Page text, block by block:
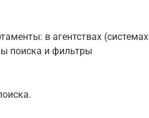
в агентствах (системах
поиска и фильтры